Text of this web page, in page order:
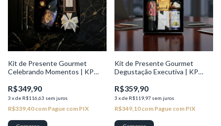
Kit de Presente Gourmet
Celebrando Momentos | KP
R$349,90
3 xde R$116,63 sem juros
R$339,40com Pague com PIX
Kit de Presente Gourmet
Degustação Executiva | KP
R$359,90
3 xde R$119,97 sem juros
R$349,10com Pague com PIX